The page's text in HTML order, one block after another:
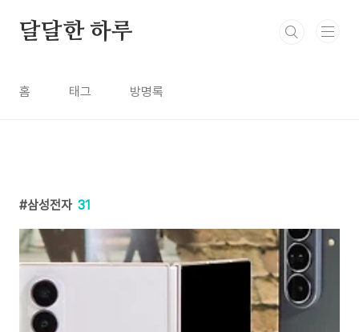
달달한 하루
홈 태그 방명록
삼성전자 31